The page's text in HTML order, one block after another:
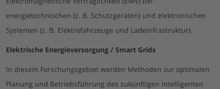
energietechnischen (z. B. Schutzgeräten) und elektronischen
Systemen (z. B. Elektrofahrzeuge und Ladeinfrastruktur).
Elektrische Energieversorgung / Smart Grids
In diesem Forschungsgebiet werden Methoden zur optimalen
Planung und Betriebsführung des zukünftigen intelligenten